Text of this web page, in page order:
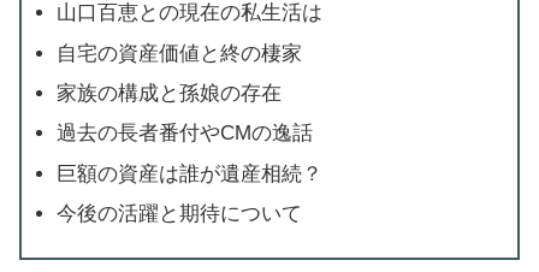
山口百恵との現在の私生活は
自宅の資産価値と終の棲家
家族の構成と孫娘の存在
過去の長者番付やCMの逸話
巨額の資産は誰が遺産相続？
今後の活躍と期待について